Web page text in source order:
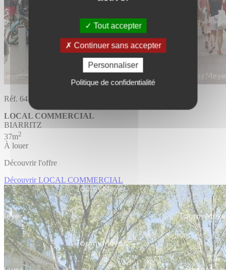
Tout accepter
Continuer sans accepter
Personnaliser
Politique de confidentialité
Réf. 64.1518
LOCAL COMMERCIAL
BIARRITZ
37m2
À louer
Découvrir l'offre
Découvrir LOCAL COMMERCIAL